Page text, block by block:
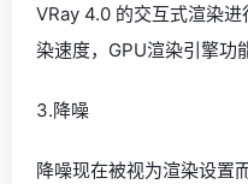
VRay 4.0 的交互式渲染
染速度，GPU渲染引擎功
3.降噪
降噪现在被视为渲染设置